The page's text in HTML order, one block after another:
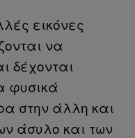
εικόνες
να
δέχονται
φυσικά
στην άλλη και
άσυλο και των